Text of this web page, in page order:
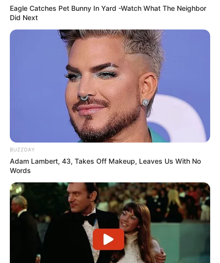
rt...
Deutschlandweit Veranstaltung kostenlos
Weitere empfehlenswerte Urlaubsregionen und
Urlaubsstädte in Sachsen:
Weitere Urlaubsregionen in Sachsen stellen wir hier mit
demUmland von Dresdenund demElstergebirgesowie
mit den schönsten Urlaubs- und Ferienorten in der
Sächsischen Schweiz, im Erzgebirgeund in der
Oberlausitz
Eagle Catches Pet Bunny In Yard -Watch What The Neighbor
Did Next
BUZZDAY
Adam Lambert, 43, Takes Off Makeup, Leaves Us With No
Words